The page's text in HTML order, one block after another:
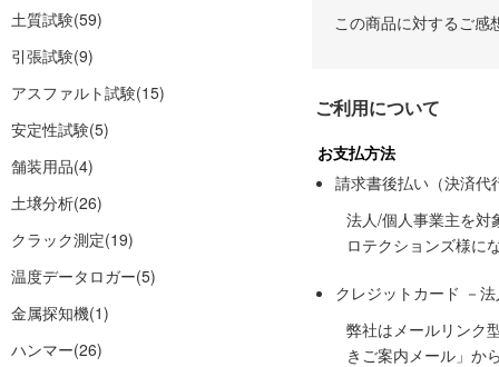
土質試験(59)
引張試験(9)
アスファルト試験(15)
安定性試験(5)
舗装用品(4)
土壌分析(26)
クラック測定(19)
温度データロガー(5)
金属探知機(1)
ハンマー(26)
この商品に対するご感
ご利用について
お支払方法
請求書後払い（決済代
法人/個人事業主を対
ロテクションズ様に
クレジットカード －
弊社はメールリンク
きご案内メール」か